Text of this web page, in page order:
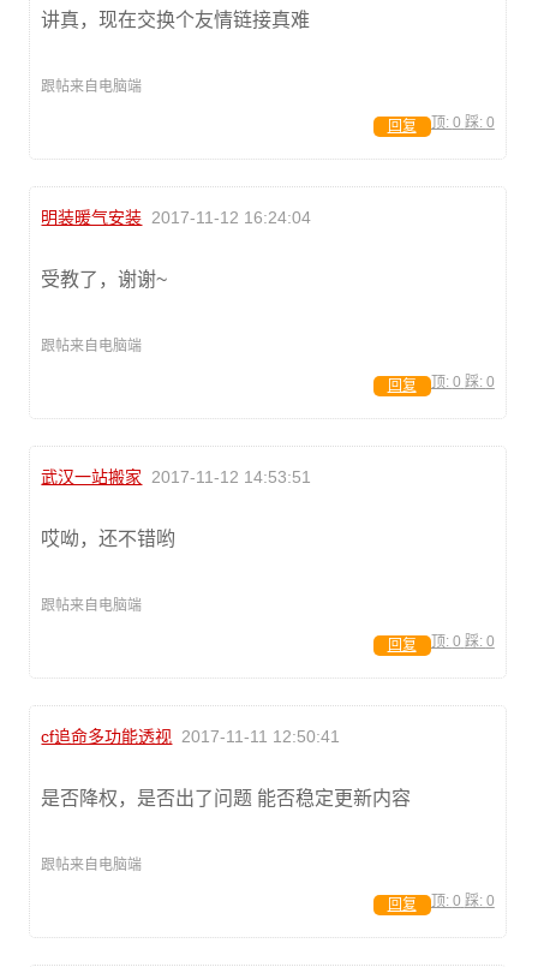
讲真，现在交换个友情链接真难
跟帖来自电脑端
顶: 0 踩: 0
回复
明装暖气安装 2017-11-12 16:24:04
受教了，谢谢~
跟帖来自电脑端
顶: 0 踩: 0
回复
武汉一站搬家 2017-11-12 14:53:51
哎呦，还不错哟
跟帖来自电脑端
顶: 0 踩: 0
回复
cf追命多功能透视 2017-11-11 12:50:41
是否降权，是否出了问题 能否稳定更新内容
跟帖来自电脑端
顶: 0 踩: 0
回复